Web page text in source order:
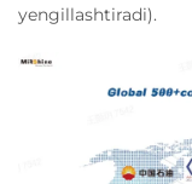
yengillashtiradi).